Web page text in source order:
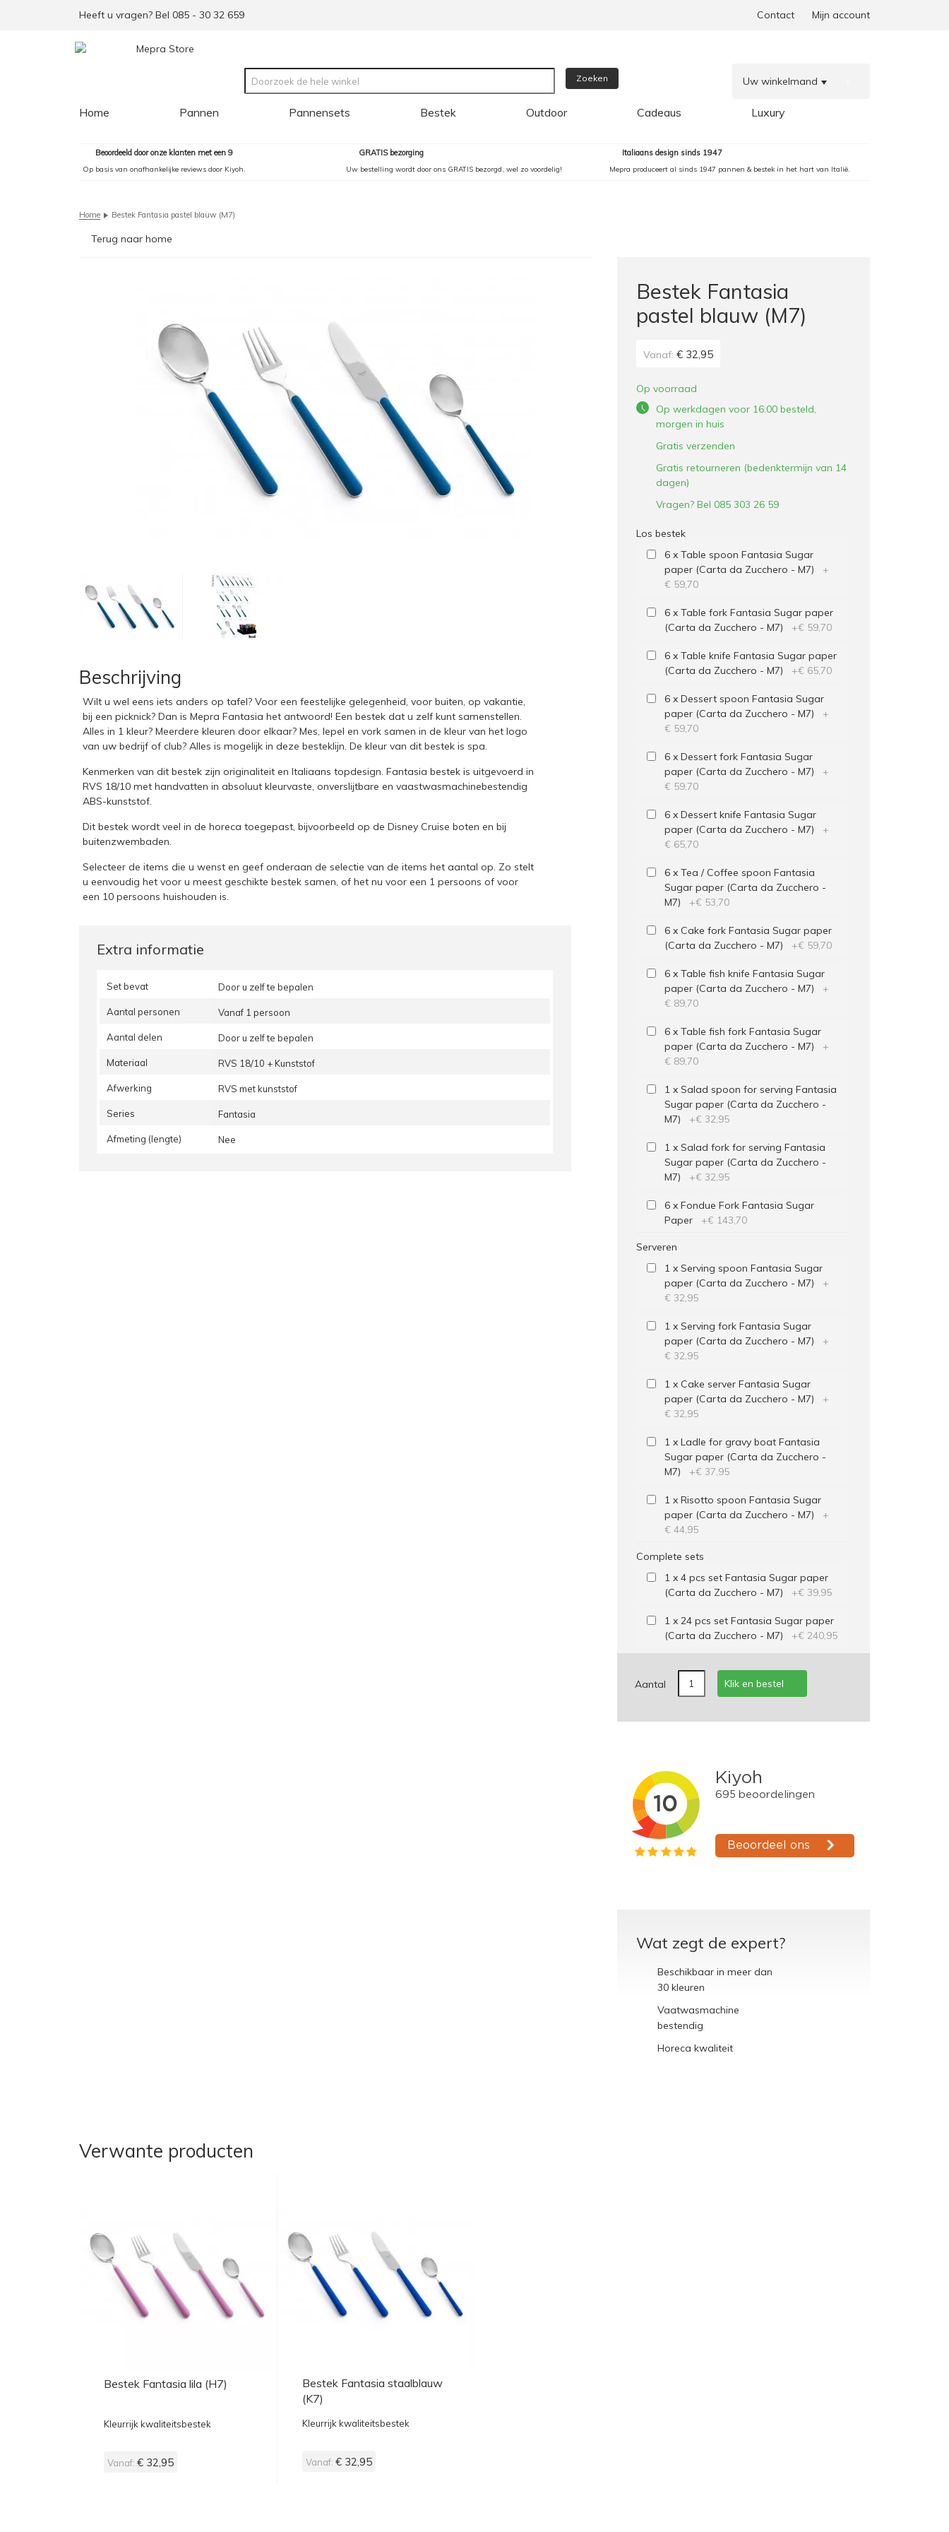
Heeft u vragen? Bel 085 - 30 32 659 Contact Mijn account
Zoeken Uw winkelmand
Home Pannen Pannensets Bestek Outdoor Cadeaus Luxury
Beoordeeld door onze klanten met een 9
Op basis van onafhankelijke reviews door Kiyoh.
GRATIS bezorging
Uw bestelling wordt door ons GRATIS bezorgd, wel zo voordelig!
Italiaans design sinds 1947
Mepra produceert al sinds 1947 pannen & bestek in het hart van Italië.
Home Bestek Fantasia pastel blauw (M7)
Terug naar home
Beschrijving
Wilt u wel eens iets anders op tafel? Voor een feestelijke gelegenheid, voor buiten, op vakantie,
bij een picknick? Dan is Mepra Fantasia het antwoord! Een bestek dat u zelf kunt samenstellen.
Alles in 1 kleur? Meerdere kleuren door elkaar? Mes, lepel en vork samen in de kleur van het logo
van uw bedrijf of club? Alles is mogelijk in deze besteklijn. De kleur van dit bestek is spa.
Kenmerken van dit bestek zijn originaliteit en Italiaans topdesign. Fantasia bestek is uitgevoerd in
RVS 18/10 met handvatten in absoluut kleurvaste, onverslijtbare en vaastwasmachinebestendig
ABS-kunststof.
Dit bestek wordt veel in de horeca toegepast, bijvoorbeeld op de Disney Cruise boten en bij
buitenzwembaden.
Selecteer de items die u wenst en geef onderaan de selectie van de items het aantal op. Zo stelt
u eenvoudig het voor u meest geschikte bestek samen, of het nu voor een 1 persoons of voor
een 10 persoons huishouden is.
Extra informatie
Set bevat Door u zelf te bepalen
Aantal personen Vanaf 1 persoon
Aantal delen Door u zelf te bepalen
Materiaal RVS 18/10 + Kunststof
Afwerking RVS met kunststof
Series Fantasia
Afmeting (lengte) Nee
Bestek Fantasia
pastel blauw (M7)
Vanaf: € 32,95
Op voorraad
Op werkdagen voor 16:00 besteld,
morgen in huis
Gratis verzenden
Gratis retourneren (bedenktermijn van 14
dagen)
Vragen? Bel 085 303 26 59
Los bestek
6 x Table spoon Fantasia Sugar
paper (Carta da Zucchero - M7) +
€ 59,70
6 x Table fork Fantasia Sugar paper
(Carta da Zucchero - M7) +€ 59,70
6 x Table knife Fantasia Sugar paper
(Carta da Zucchero - M7) +€ 65,70
6 x Dessert spoon Fantasia Sugar
paper (Carta da Zucchero - M7) +
€ 59,70
6 x Dessert fork Fantasia Sugar
paper (Carta da Zucchero - M7) +
€ 59,70
6 x Dessert knife Fantasia Sugar
paper (Carta da Zucchero - M7) +
€ 65,70
6 x Tea / Coffee spoon Fantasia
Sugar paper (Carta da Zucchero -
M7) +€ 53,70
6 x Cake fork Fantasia Sugar paper
(Carta da Zucchero - M7) +€ 59,70
6 x Table fish knife Fantasia Sugar
paper (Carta da Zucchero - M7) +
€ 89,70
6 x Table fish fork Fantasia Sugar
paper (Carta da Zucchero - M7) +
€ 89,70
1 x Salad spoon for serving Fantasia
Sugar paper (Carta da Zucchero -
M7) +€ 32,95
1 x Salad fork for serving Fantasia
Sugar paper (Carta da Zucchero -
M7) +€ 32,95
6 x Fondue Fork Fantasia Sugar
Paper +€ 143,70
Serveren
1 x Serving spoon Fantasia Sugar
paper (Carta da Zucchero - M7) +
€ 32,95
1 x Serving fork Fantasia Sugar
paper (Carta da Zucchero - M7) +
€ 32,95
1 x Cake server Fantasia Sugar
paper (Carta da Zucchero - M7) +
€ 32,95
1 x Ladle for gravy boat Fantasia
Sugar paper (Carta da Zucchero -
M7) +€ 37,95
1 x Risotto spoon Fantasia Sugar
paper (Carta da Zucchero - M7) +
€ 44,95
Complete sets
1 x 4 pcs set Fantasia Sugar paper
(Carta da Zucchero - M7) +€ 39,95
1 x 24 pcs set Fantasia Sugar paper
(Carta da Zucchero - M7) +€ 240,95
Aantal Klik en bestel
Wat zegt de expert?
Beschikbaar in meer dan
30 kleuren
Vaatwasmachine
bestendig
Horeca kwaliteit
Verwante producten
Bestek Fantasia lila (H7)
Kleurrijk kwaliteitsbestek
Vanaf: € 32,95
Bestek Fantasia staalblauw
(K7)
Kleurrijk kwaliteitsbestek
Vanaf: € 32,95